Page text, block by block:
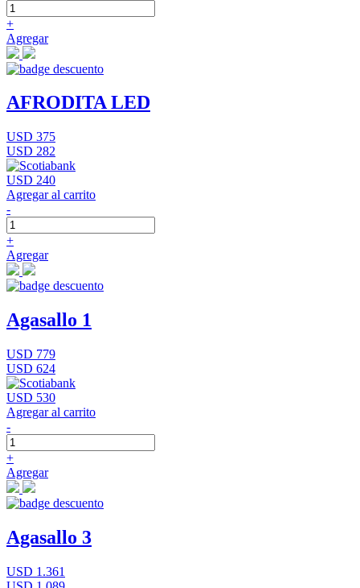
+
Agregar
AFRODITA LED
USD 375
USD 282
USD 240
Agregar al carrito
-
+
Agregar
Agasallo 1
USD 779
USD 624
USD 530
Agregar al carrito
-
+
Agregar
Agasallo 3
USD 1.361